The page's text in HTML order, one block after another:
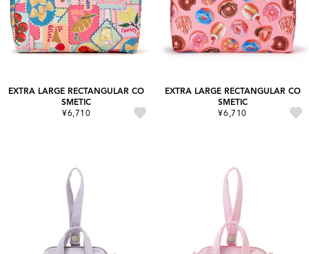
EXTRA LARGE RECTANGULAR CO
SMETIC
¥6,710
EXTRA LARGE RECTANGULAR CO
SMETIC
¥6,710